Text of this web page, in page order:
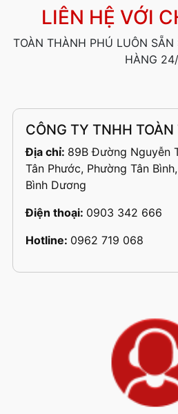
LIÊN HỆ VỚI
TOÀN THÀNH PHÚ LUÔN SẴN
HÀNG
CÔNG TY TNHH
Địa chỉ: 89B Đường Nguyễn
Tân Phước, Phường Tân
Bình Dương
Điện thoại: 0903 342 666
Hotline: 0962 719 068